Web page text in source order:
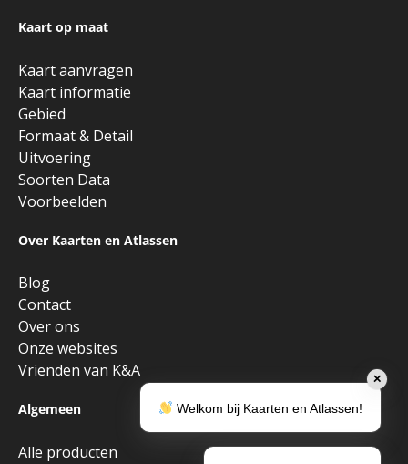
Kaart op maat
Kaart aanvragen
Kaart informatie
Gebied
Formaat & Detail
Uitvoering
Soorten Data
Voorbeelden
Over Kaarten en Atlassen
Blog
Contact
Over ons
Onze websites
Vrienden van K&A
Algemeen
Alle producten
✕
Welkom bij Kaarten en Atlassen!